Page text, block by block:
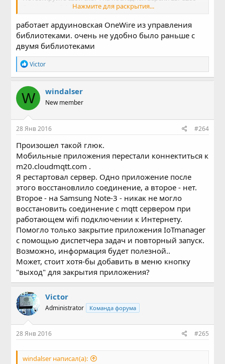
Community 2.1.0-rc2, пожалуйста.
Нажмите для раскрытия...
работает ардуиновская OneWire из управления
библиотеками. очень не удобно было раньше с
двумя библиотеками
Р
е
а
к
ц
и
и
:
Victor
W windalser
New member
28 Янв 2016 #264
Произошел такой глюк.
Мобильные приложения перестали коннектиться к
m20.cloudmqtt.com .
Я рестартовал сервер. Одно приложение после
этого восстановлило соединение, а второе - нет.
Второе - на Samsung Note-3 - никак не могло
восстановить соединение с mqtt сервером при
работающем wifi подключении к Интернету.
Помогло только закрытие приложения IoTmanager
с помощью диспетчера задач и повторный запуск.
Возможно, информация будет полезной..
Может, стоит хотя-бы добавить в меню кнопку
"выход" для закрытия приложения?
Victor
Administrator Команда форума
28 Янв 2016 #265
windalser написал(а):